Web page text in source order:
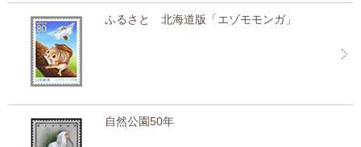
ふるさと 北海道版「エゾモモンガ」
自然公園50年